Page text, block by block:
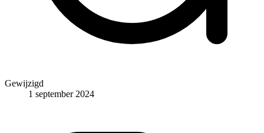
Gewijzigd
1 september 2024